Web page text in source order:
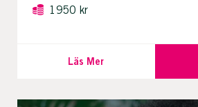
1950 kr
Läs Mer